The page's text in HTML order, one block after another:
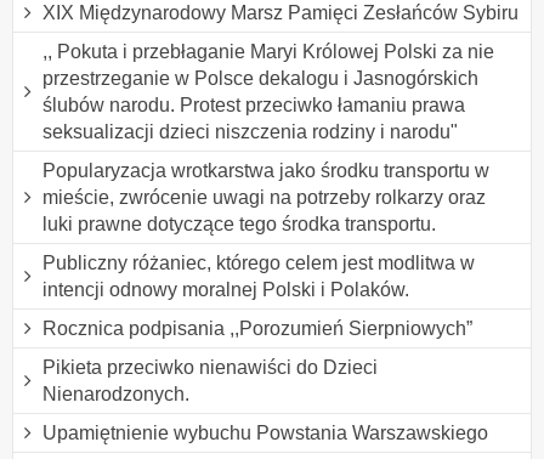
XIX Międzynarodowy Marsz Pamięci Zesłańców Sybiru
,, Pokuta i przebłaganie Maryi Królowej Polski za nie
przestrzeganie w Polsce dekalogu i Jasnogórskich
ślubów narodu. Protest przeciwko łamaniu prawa
seksualizacji dzieci niszczenia rodziny i narodu"
Popularyzacja wrotkarstwa jako środku transportu w
mieście, zwrócenie uwagi na potrzeby rolkarzy oraz
luki prawne dotyczące tego środka transportu.
Publiczny różaniec, którego celem jest modlitwa w
intencji odnowy moralnej Polski i Polaków.
Rocznica podpisania ,,Porozumień Sierpniowych”
Pikieta przeciwko nienawiści do Dzieci
Nienarodzonych.
Upamiętnienie wybuchu Powstania Warszawskiego